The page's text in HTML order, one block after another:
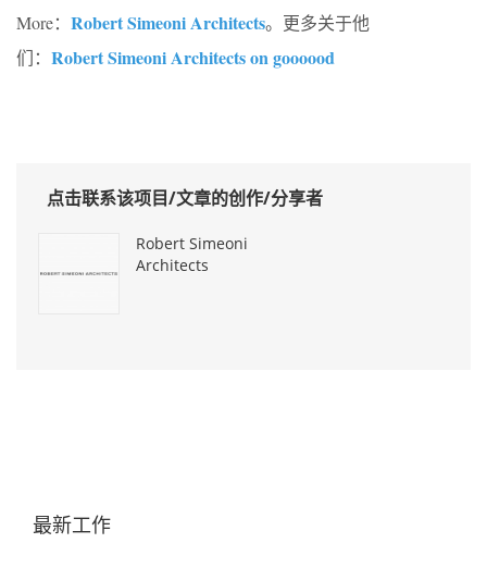
More： Robert Simeoni Architects。更多关于他
们： Robert Simeoni Architects on goooood
点击联系该项目/文章的创作/分享者
Robert Simeoni
Architects
最新工作